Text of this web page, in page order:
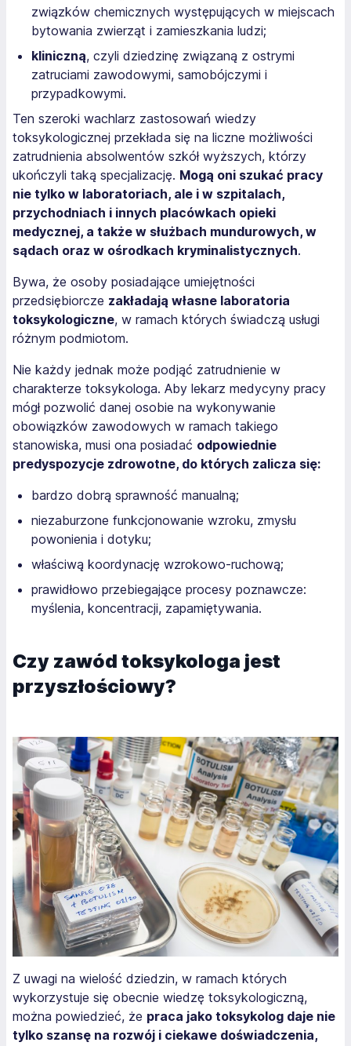
związków chemicznych występujących w miejscach
bytowania zwierząt i zamieszkania ludzi;
kliniczną, czyli dziedzinę związaną z ostrymi
zatruciami zawodowymi, samobójczymi i
przypadkowymi.
Ten szeroki wachlarz zastosowań wiedzy
toksykologicznej przekłada się na liczne możliwości
zatrudnienia absolwentów szkół wyższych, którzy
ukończyli taką specjalizację. Mogą oni szukać pracy
nie tylko w laboratoriach, ale i w szpitalach,
przychodniach i innych placówkach opieki
medycznej, a także w służbach mundurowych, w
sądach oraz w ośrodkach kryminalistycznych.
Bywa, że osoby posiadające umiejętności
przedsiębiorcze zakładają własne laboratoria
toksykologiczne, w ramach których świadczą usługi
różnym podmiotom.
Nie każdy jednak może podjąć zatrudnienie w
charakterze toksykologa. Aby lekarz medycyny pracy
mógł pozwolić danej osobie na wykonywanie
obowiązków zawodowych w ramach takiego
stanowiska, musi ona posiadać odpowiednie
predyspozycje zdrowotne, do których zalicza się:
bardzo dobrą sprawność manualną;
niezaburzone funkcjonowanie wzroku, zmysłu
powonienia i dotyku;
właściwą koordynację wzrokowo-ruchową;
prawidłowo przebiegające procesy poznawcze:
myślenia, koncentracji, zapamiętywania.
Czy zawód toksykologa jest
przyszłościowy?
Z uwagi na wielość dziedzin, w ramach których
wykorzystuje się obecnie wiedzę toksykologiczną,
można powiedzieć, że praca jako toksykolog daje nie
tylko szansę na rozwój i ciekawe doświadczenia,